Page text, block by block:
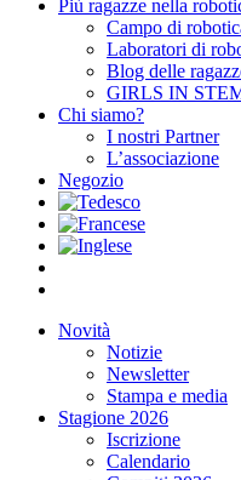
Più ragazze nella
Campo di
Laboratori di
Blog delle
GIRLS IN
Chi siamo?
I nostri Partner
L’associazione
Negozio
Novità
Notizie
Newsletter
Stampa e media
Stagione 2026
Iscrizione
Calendario